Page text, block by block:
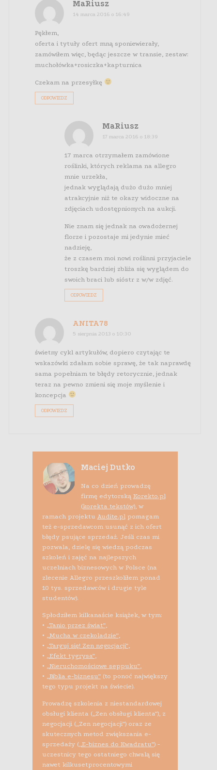
MaRiusz
14 marca 2016 o 16:49
Pękłem,
oferta i tytuły ofert mną sponiewierały,
zamówiłem więc, będąc jeszcze w transie, zestaw:
muchołówka+rosiczka+kapturnica
Czekam na przesyłkę
ODPOWIEDZ
MaRiusz
17 marca 2016 o 18:39
17 marca otrzymałem zamówione
roślinki, których reklama na allegro
mnie urzekła,
jednak wyglądają dużo dużo mniej
atrakcyjnie niż te okazy widoczne na
zdjęciach udostępnionych na aukcji.
Nie znam się jednak na owadożernej
florze i pozostaje mi jedynie mieć
nadzieję,
że z czasem moi nowi roślinni przyjaciele
troszkę bardziej zbliża się wyglądem do
swoich braci lub sióstr z w/w zdjęć.
ODPOWIEDZ
ANITA78
5 sierpnia 2013 o 10:30
świetny cykl artykułów, dopiero czytając te
wskazówki zdałam sobie sprawę, że tak naprawdę
sama popełniam te błędy retorycznie, jednak
teraz na pewno zmieni się moje myślenie i
koncepcja
ODPOWIEDZ
Maciej Dutko
Na co dzień prowadzę
firmę edytorską Korekto.pl
(korekta tekstów), w
ramach projektu Audite.pl pomagam
też e-sprzedawcom usunąć z ich ofert
błędy psujące sprzedaż. Jeśli czas mi
pozwala, dzielę się wiedzą podczas
szkoleń i zajęć na najlepszych
uczelniach biznesowych w Polsce (na
zlecenie Allegro przeszkoliłem ponad
10 tys. sprzedawców i drugie tyle
studentów).
Spłodziłem kilkanaście książek, w tym:
•
„Tanio przez świat”,
•
„Mucha w czekoladzie”,
•
„Targuj się! Zen negocjacji”,
•
„Efekt tygrysa”,
•
„Nieruchomościowe seppuku”,
•
„Biblia e-biznesu”(to ponoć największy
tego typu projekt na świecie).
Prowadzę szkolenia z niestandardowej
obsługi klienta („Zen obsługi klienta”), z
negocjacji („Zen negocjacji”) oraz ze
skutecznych metod zwiększania e-
sprzedaży („E-biznes do Kwadratu”) -
uczestnicy tego ostatniego chwalą się
nawet kilkusetprocentowymi